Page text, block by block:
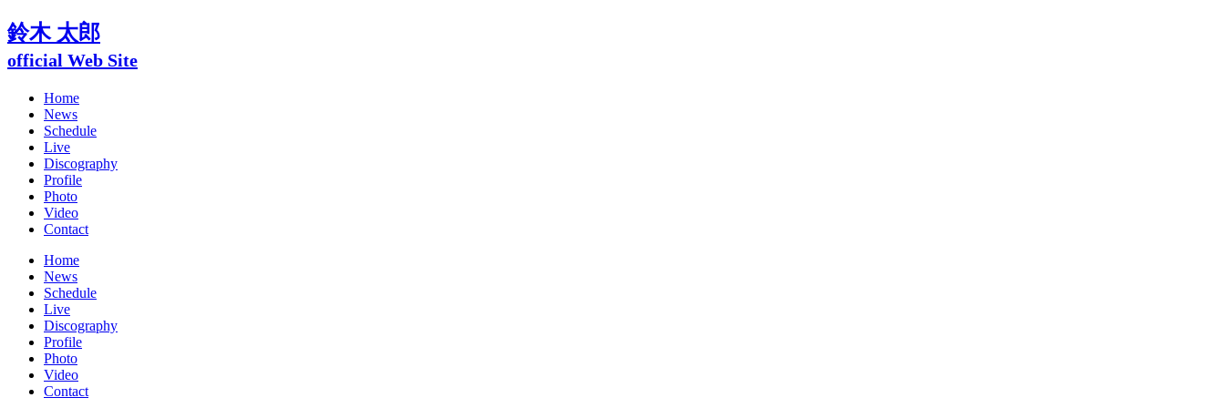
鈴木 太郎
official Web Site
Home
News
Schedule
Live
Discography
Profile
Photo
Video
Contact
Home
News
Schedule
Live
Discography
Profile
Photo
Video
Contact